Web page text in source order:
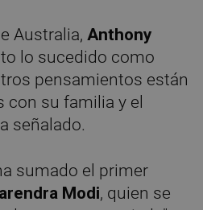
Australia,Anthony
lo sucedido como
pensamientos están
su familia y el
señalado.
sumado el primer
Modi, quien se